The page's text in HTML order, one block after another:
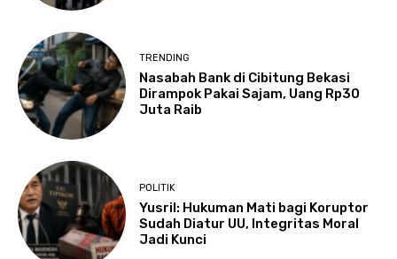
TRENDING
Nasabah Bank di Cibitung Bekasi
Dirampok Pakai Sajam, Uang Rp30
Juta Raib
POLITIK
Yusril: Hukuman Mati bagi Koruptor
Sudah Diatur UU, Integritas Moral
Jadi Kunci